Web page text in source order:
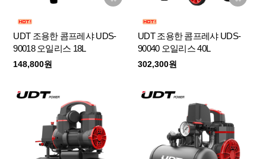
UDT 조용한 콤프레샤 UDS-
90018 오일리스 18L
148,800원
UDT 조용한 콤프레샤 UDS-
90040 오일리스 40L
302,300원